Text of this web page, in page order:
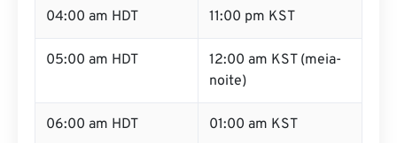
04:00 am HDT 11:00 pm KST
05:00 am HDT
12:00 am KST (meia-
noite)
06:00 am HDT 01:00 am KST